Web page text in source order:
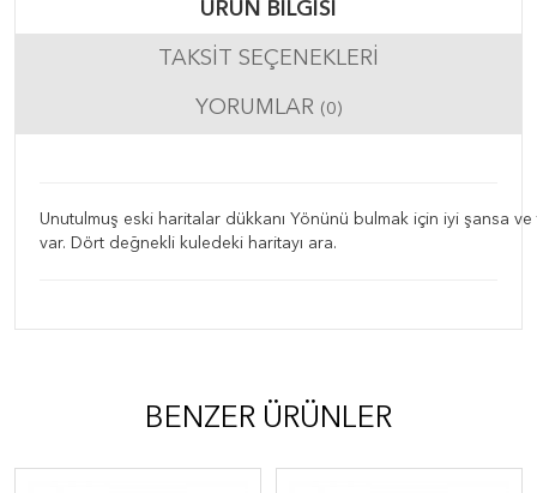
ÜRÜN BILGISI
TAKSIT SEÇENEKLERI
YORUMLAR (0)
Unutulmuş eski haritalar dükkanı Yönünü bulmak için iyi şansa ve
var. Dört değnekli kuledeki haritayı ara.
BENZER ÜRÜNLER